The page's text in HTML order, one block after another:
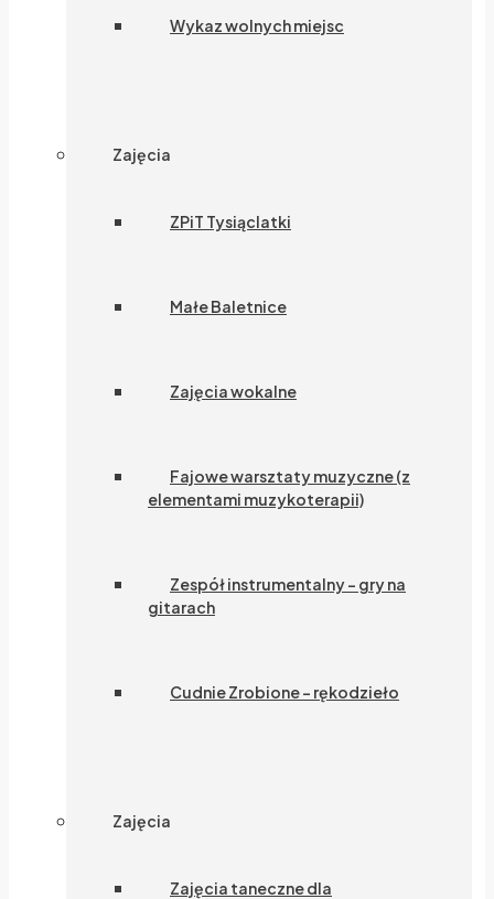
Wykaz wolnych miejsc
Zajęcia
ZPiT Tysiąclatki
Małe Baletnice
Zajęcia wokalne
Fajowe warsztaty muzyczne (z
elementami muzykoterapii)
Zespół instrumentalny – gry na
gitarach
Cudnie Zrobione – rękodzieło
Zajęcia
Zajęcia taneczne dla